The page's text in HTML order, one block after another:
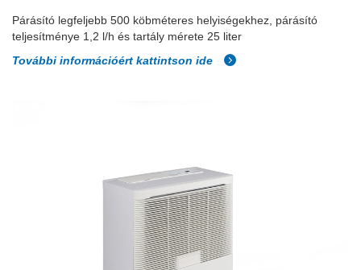
Párásító legfeljebb 500 köbméteres helyiségekhez, párásító
teljesítménye 1,2 l/h és tartály mérete 25 liter
További információért kattintson ide